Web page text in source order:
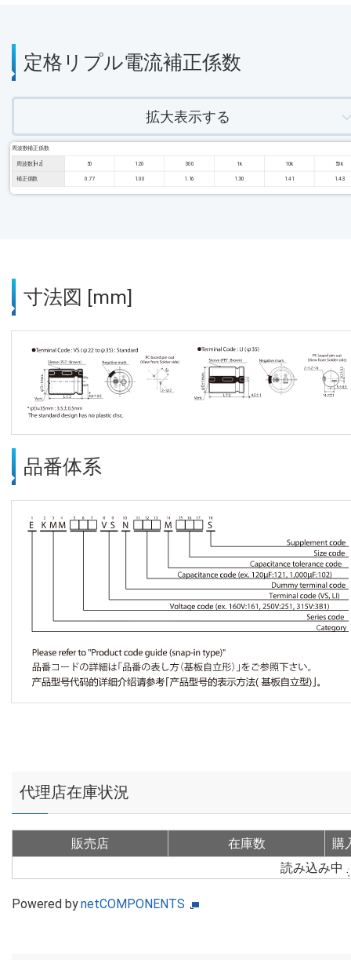
定格リプル電流補正係数
拡大表示する
周波数補正係数
周波数 [Hz] 50 120 300 1k 10k 50k
補正係数 0.77 1.00 1.16 1.30 1.41 1.43
寸法図 [mm]
品番体系
代理店在庫状況
販売店 在庫数
購
読み込み中
Powered bynetCOMPONENTS